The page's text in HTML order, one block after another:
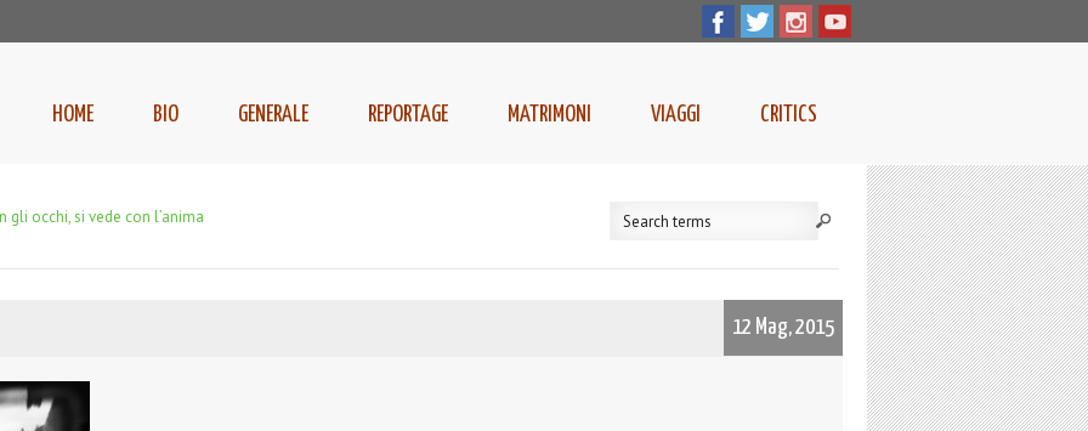
HOME BIO GENERALE REPORTAGE MATRIMONI VIAGGI CRITICS
gli occhi, si vede con l’anima
12 Mag, 2015